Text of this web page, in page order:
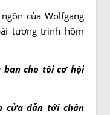
của Wolfgang
tường trình hôm
ban cho tôi cơ hội
cửa dẫn tới chân